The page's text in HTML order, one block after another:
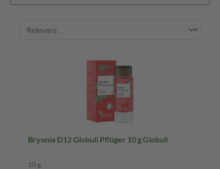
Bryonia D12 Globuli Pflüger 10 g Globuli
10 g